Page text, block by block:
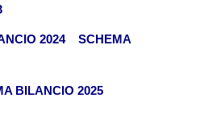
2024
SCHEMA
BILANCIO 2025